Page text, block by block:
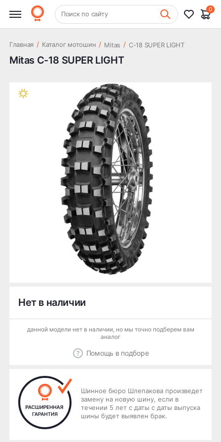
+7 (831) 261-35-35 Шиномонтаж
Поиск по сайту
0
Главная / Каталог мотошин / Mitas / C-18 SUPER LIGHT
Mitas C-18 SUPER LIGHT
Нет в наличии
данной модели нет в наличии, но мы точно подберем вам
аналог
Помощь в подборе
Шинное бюро Шлепакова произведет
замену на новую шину, если в
течении 5 лет с даты с даты выпуска
шины будет выявлен брак.